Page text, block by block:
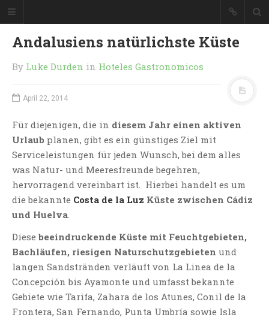
Andalusiens natürlichste Küste
By Luke Durden in Hoteles Gastronomicos
April 22, 2014
Für diejenigen, die in diesem Jahr einen aktiven
Urlaub planen, gibt es ein günstiges Ziel mit
Serviceleistungen für jeden Wunsch, bei dem alles
was Natur- und Meeresfreunde begehren,
hervorragend vereinbart ist. Hierbei handelt es um
die bekannte Costa de la Luz Küste zwischen Cádiz
und Huelva
Diese beeindruckende Küste mit Feuchtgebieten,
Bachläufen, riesigen Naturschutzgebieten und
langen Sandstränden verläuft von La Linea de la
Concepción bis Ayamonte und umfasst bekannte
Gebiete wie Tarifa, Zahara de los Atunes, Conil de la
Frontera, San Fernando, Punta Umbría sowie Isla